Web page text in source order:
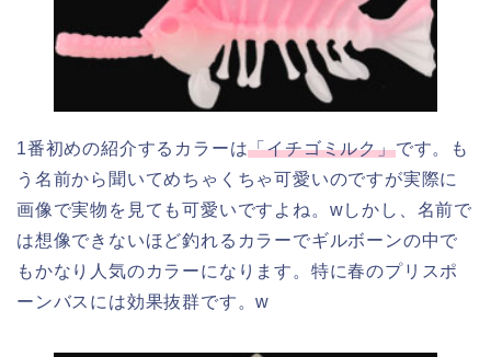
1番初めの紹介するカラーは「イチゴミルク」です。も
う名前から聞いてめちゃくちゃ可愛いのですが実際に
画像で実物を見ても可愛いですよね。wしかし、名前で
は想像できないほど釣れるカラーでギルボーンの中で
もかなり人気のカラーになります。特に春のプリスポ
ーンバスには効果抜群です。w